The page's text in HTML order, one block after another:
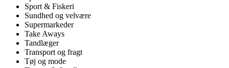
Sport & Fiskeri
Sundhed og velvære
Supermarkeder
Take Aways
Tandlæger
Transport og fragt
Tøj og mode